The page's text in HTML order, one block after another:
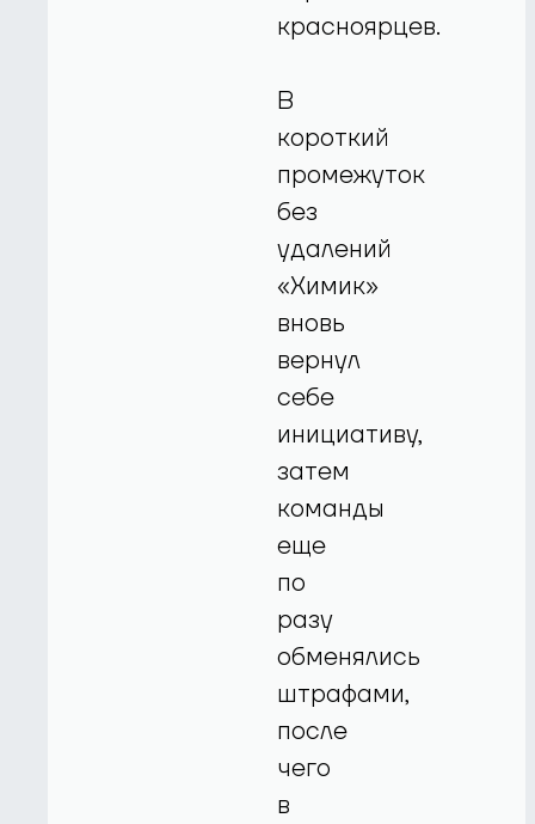
красноярцев.
В
короткий
промежуток
без
удалений
«Химик»
вновь
вернул
себе
инициативу,
затем
команды
еще
по
разу
обменялись
штрафами,
после
чего
в